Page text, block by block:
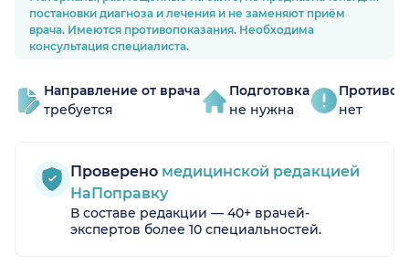
постановки диагноза и лечения и не заменяют приём
врача. Имеются противопоказания. Необходима
консультация специалиста.
Направление от врача
требуется
Подготовка
не нужна
нет
Проверено медицинской редакцией
НаПоправку
В составе редакции — 40+ врачей-
экспертов более 10 специальностей.